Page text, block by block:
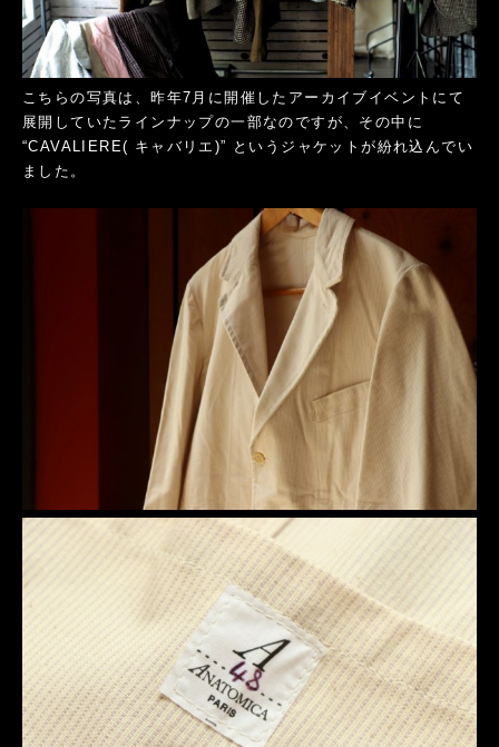
こちらの写真は、昨年7月に開催したアーカイブイベントにて
展開していたラインナップの一部なのですが、その中に
“CAVALIERE( キャバリエ)” というジャケットが紛れ込んでい
ました。